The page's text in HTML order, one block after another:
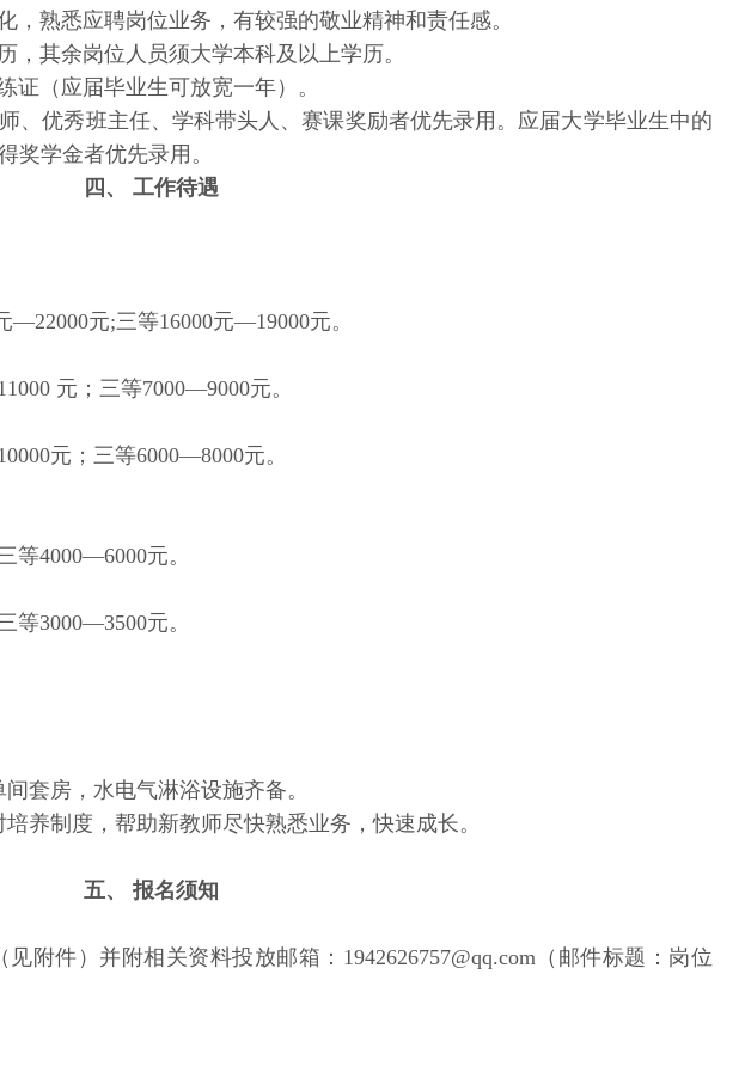
悉应聘岗位业务，有较强的敬业精神和责任感。
其余岗位人员须大学本科及以上学历。
（应届毕业生可放宽一年）。
优秀班主任、学科带头人、赛课奖励者优先录用。应届大学毕业生中的
奖学金者优先录用。
四、 工作待遇
元;三等16000元—19000元。
元；三等7000—9000元。
元；三等6000—8000元。
4000—6000元。
3000—3500元。
房，水电气淋浴设施齐备。
制度，帮助新教师尽快熟悉业务，快速成长。
五、 报名须知
件）并附相关资料投放邮箱：1942626757@qq.com（邮件标题：岗位